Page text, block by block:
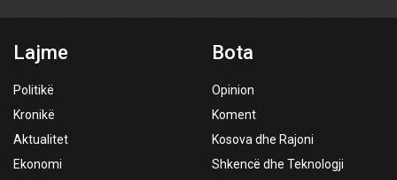
Lajme
Politikë
Kronikë
Aktualitet
Ekonomi
Bota
Opinion
Koment
Kosova dhe Rajoni
Shkencë dhe Teknologji